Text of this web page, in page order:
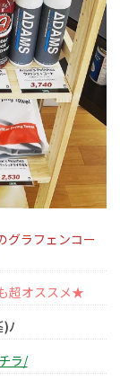
グラフェンコー
超オススメ★
ﾉ
ラ/